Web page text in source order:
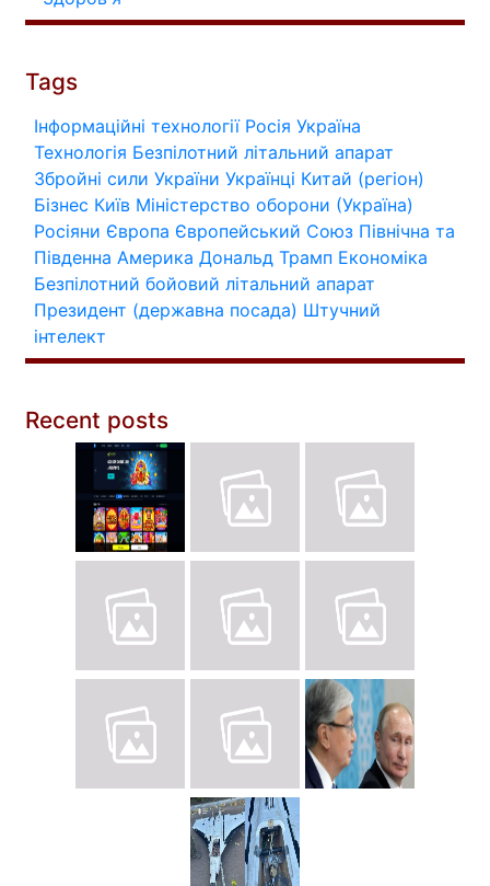
Tags
Інформаційні технології Росія Україна
Технологія Безпілотний літальний апарат
Збройні сили України Українці Китай (регіон)
Бізнес Київ Міністерство оборони (Україна)
Росіяни Європа Європейський Союз Північна та
Південна Америка Дональд Трамп Економіка
Безпілотний бойовий літальний апарат
Президент (державна посада) Штучний
інтелект
Recent posts